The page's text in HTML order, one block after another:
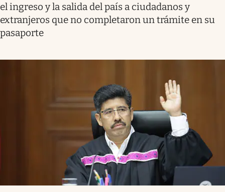
el ingreso y la salida del país a ciudadanos y
extranjeros que no completaron un trámite en su
pasaporte